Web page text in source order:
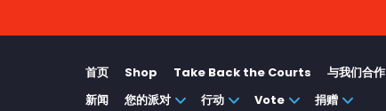
首页 Shop Take Back the Courts
与我们合作
新闻
您的派对 行动 Vote 捐赠